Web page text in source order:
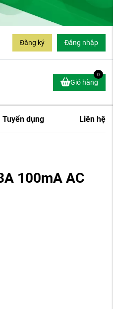
Đăng ký Đăng nhập
Giỏ hàng
0
Tuyển dụng Liên hệ
100mA AC